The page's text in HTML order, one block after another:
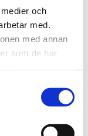
och
med.
med annan
som de har
question or
you.
our society.